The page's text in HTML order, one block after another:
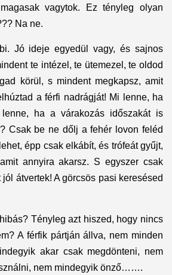
vagytok. Ez tényleg olyan
Na ne.
Jó ideje egyedül vagy, és sajnos
te intézel, te ütemezel, te oldod
körül, s mindent megkapsz, amit
a férfi nadrágját! Mi lenne, ha
ha a várakozás időszakát is
Csak be ne dőlj a fehér lovon feléd
épp csak elkábít, és trófeát gyűjt,
annyira akarsz. S egyszer csak
átvertek! A görcsös pasi keresésed
Tényleg azt hiszed, hogy nincs
A férfik pártján állva, nem minden
akar csak megdönteni, nem
nem mindegyik önző…….